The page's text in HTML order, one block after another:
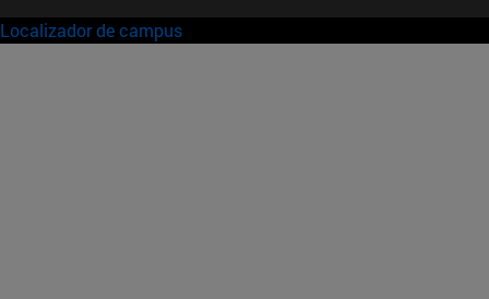
Localizador de campus